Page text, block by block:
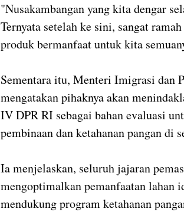
"Nusakambangan yang kita dengar
Ternyata setelah ke sini, sangat
produk bermanfaat untuk kita
Sementara itu, Menteri Imigrasi dan
mengatakan pihaknya akan
IV DPR RI sebagai bahan evaluasi
pembinaan dan ketahanan pangan di
Ia menjelaskan, seluruh jajaran
mengoptimalkan pemanfaatan lahan
mendukung program ketahanan